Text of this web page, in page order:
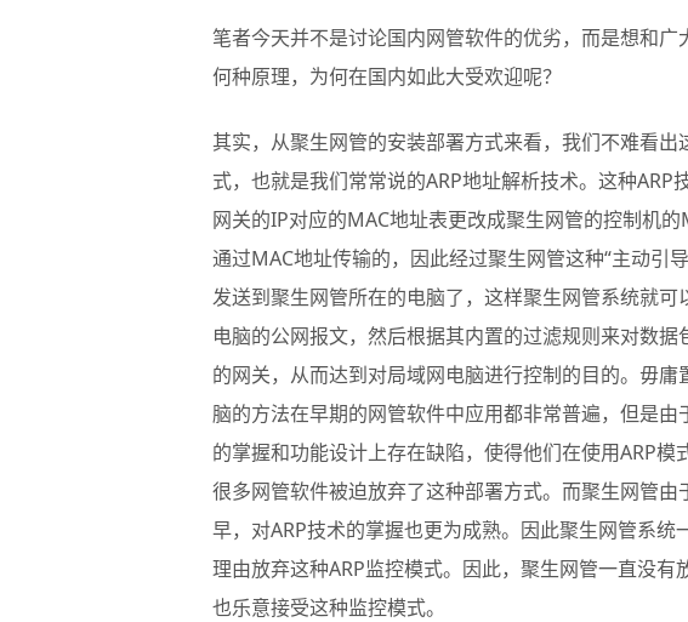
笔者今天并不是讨论国内网管软件的优劣，而是想和
何种原理，为何在国内如此大受欢迎呢？
其实，从聚生网管的安装部署方式来看，我们不难看
式，也就是我们常常说的ARP地址解析技术。这种ARP
网关的IP对应的MAC地址表更改成聚生网管的控制机
通过MAC地址传输的，因此经过聚生网管这种“主动引
发送到聚生网管所在的电脑了，这样聚生网管系统就
电脑的公网报文，然后根据其内置的过滤规则来对数
的网关，从而达到对局域网电脑进行控制的目的。毋
脑的方法在早期的网管软件中应用都非常普遍，但是
的掌握和功能设计上存在缺陷，使得他们在使用ARP
很多网管软件被迫放弃了这种部署方式。而聚生网管
早，对ARP技术的掌握也更为成熟。因此聚生网管系
理由放弃这种ARP监控模式。因此，聚生网管一直没
也乐意接受这种监控模式。